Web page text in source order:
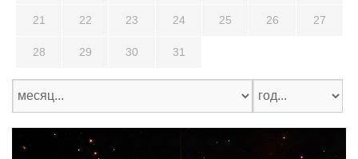
21 22 23 24 25 26 27
28 29 30 31